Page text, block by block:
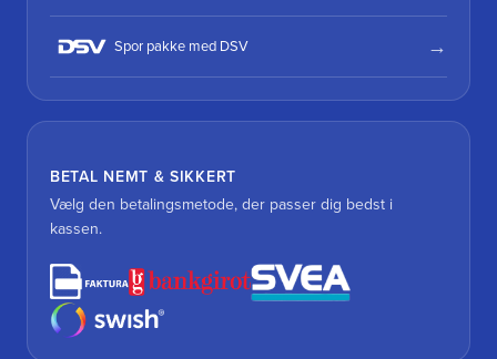
Spor pakke med DSV
BETAL NEMT & SIKKERT
Vælg den betalingsmetode, der passer dig bedst i
kassen.